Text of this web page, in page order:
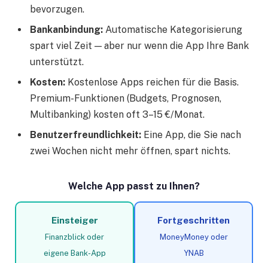
bevorzugen.
Bankanbindung: Automatische Kategorisierung
spart viel Zeit — aber nur wenn die App Ihre Bank
unterstützt.
Kosten: Kostenlose Apps reichen für die Basis.
Premium-Funktionen (Budgets, Prognosen,
Multibanking) kosten oft 3–15 €/Monat.
Benutzerfreundlichkeit: Eine App, die Sie nach
zwei Wochen nicht mehr öffnen, spart nichts.
Welche App passt zu Ihnen?
Einsteiger
Finanzblick oder
eigene Bank-App
Fortgeschritten
MoneyMoney oder
YNAB